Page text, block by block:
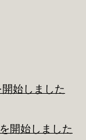
始しました
開始しました